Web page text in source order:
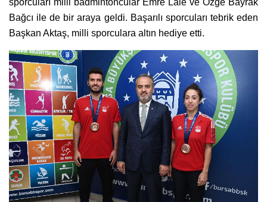
Bağcı ile de bir araya geldi. Başarılı sporcuları tebrik eden
Başkan Aktaş, milli sporculara altın hediye etti.